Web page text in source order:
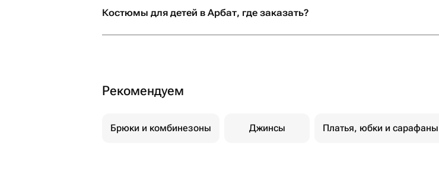
рекомендую! Если вы хотите подарить
своим близким не просто подарок, а
настоящие эмоции и быть уверенными,
Костюмы для детей в Арбат, где заказать?
Рекомендуем
Брюки и комбинезоны Джинсы Платья, юбки и сарафаны